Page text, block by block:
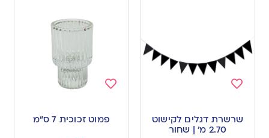
to
wishlist
שרשרת דגלים לקישוט
2.70 מ’ | שחור
פמוט זכוכית 7 ס”מ